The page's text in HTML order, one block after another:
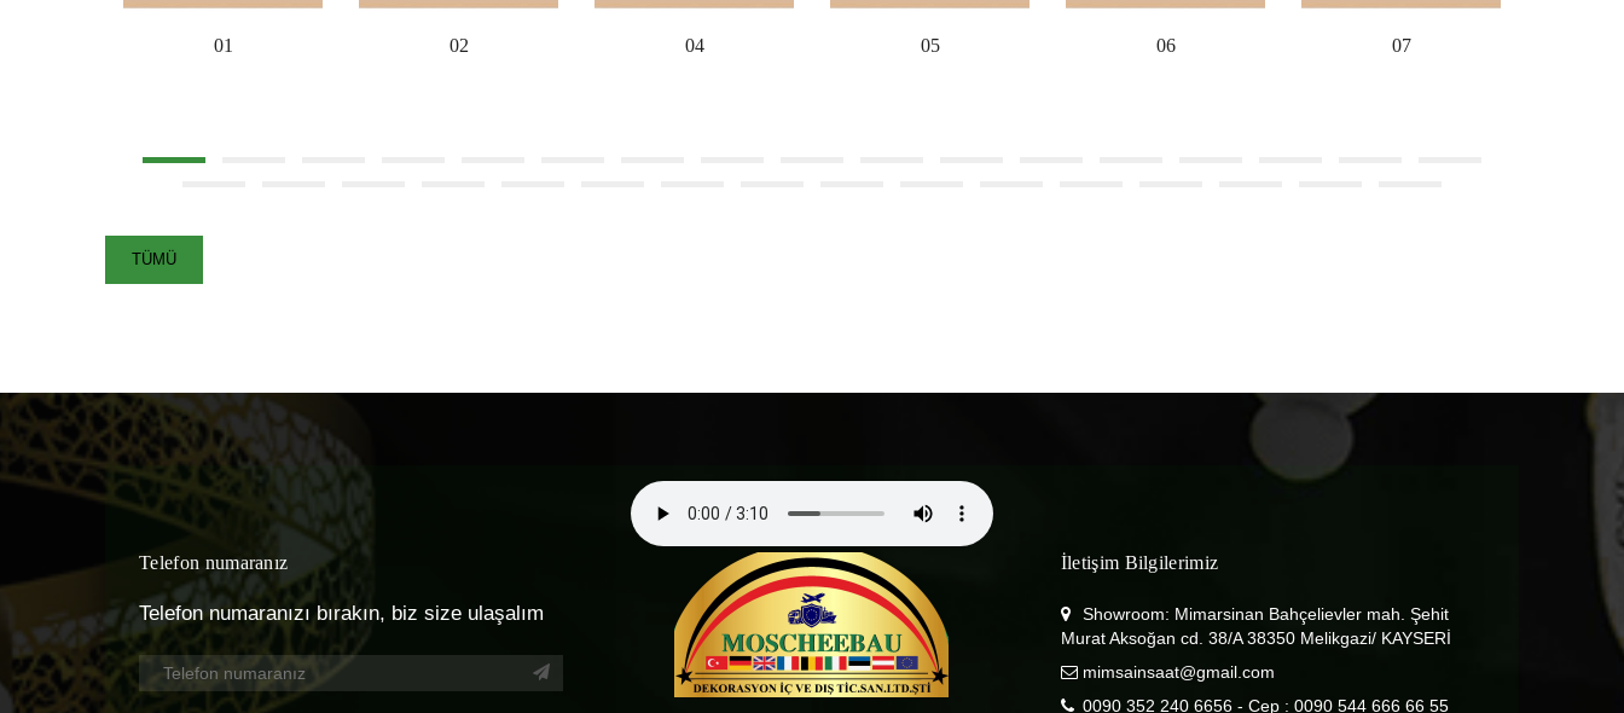
01 02 04 05 06 07
TÜMÜ
Telefon numaranız
Telefon numaranızı bırakın, biz size ulaşalım
İletişim Bilgilerimiz
Showroom: Mimarsinan Bahçelievler mah. Şehit
Murat Aksoğan cd. 38/A 38350 Melikgazi/ KAYSERİ
mimsainsaat@gmail.com
0090 352 240 6656 - Cep : 0090 544 666 66 55